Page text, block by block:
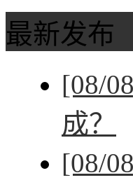
最新发布
[08/
成？
[08/